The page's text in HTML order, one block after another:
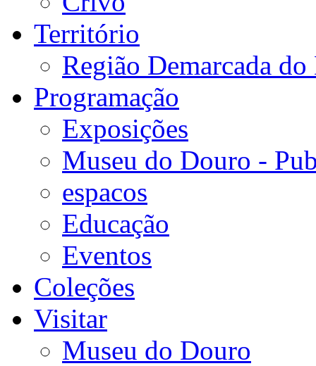
Território
Região Demarcada
Programação
Exposições
Museu do Douro -
espacos
Educação
Eventos
Coleções
Visitar
Museu do Douro